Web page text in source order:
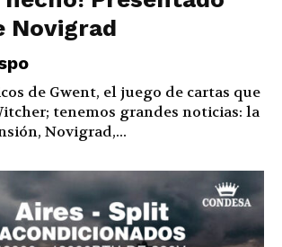
Novigrad
de Gwent, el juego de cartas que
tenemos grandes noticias: la
Novigrad,...